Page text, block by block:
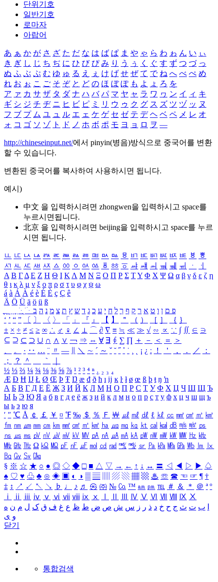
단위기호
일반기호
로마자
아랍어
あ ぁ か が さ ざ た だ な は ば ぱ ま や ゃ ら わ ゎ ん い ぃ
き ぎ し じ ち ぢ に ひ び ぴ み り う ぅ く ぐ す ず つ づ っ
ぬ ふ ぶ ぷ む ゆ ゅ る え ぇ け げ せ ぜ て で ね へ べ ぺ め
れ お ぉ こ ご そ ぞ と ど の ほ ぼ ぽ も よ ょ ろ を
ア ァ カ サ ザ タ ダ ナ ハ バ パ マ ヤ ャ ラ ワ ヮ ン イ ィ キ
ギ シ ジ チ ヂ ニ ヒ ビ ピ ミ リ ウ ゥ ク グ ス ズ ツ ヅ ッ ヌ
フ ブ プ ム ユ ュ ル エ ェ ケ ゲ セ ゼ テ デ ヘ ベ ペ メ レ オ
ォ コ ゴ ソ ゾ ト ド ノ ホ ボ ポ モ ヨ ョ ロ ヲ ―
http://chineseinput.net/에서 pinyin(병음)방식으로 중국어를 변환
할 수 있습니다.
변환된 중국어를 복사하여 사용하시면 됩니다.
예시)
中文 을 입력하시려면 zhongwen을 입력하시고 space를
누르시면됩니다.
北京 을 입력하시려면 beijing을 입력하시고 space를 누르
시면 됩니다.
ㅥ ㅦ ㅧ ㅨ ㅩ ㅪ ㅫ ㅬ ㅭ ㅮ ㅯ ㅰ ㅱ ㅲ ㅳ ㅴ ㅵ ㅶ ㅷ ㅸ
ㅹ
ㅺ ㅻ ㅼ ㅽ ㅾ ㅿ ㆀ ㆁ ㆂ ㆃ ㆄ ㆅ ㆆ ㆇ ㆈ ㆉ ㆊ ㆋ ㆌ ㆍ
ㆎ
Α Β ΓΔ Ε Ζ Η Θ Ι ΚΛ Μ Ν Ξ Ο Π Ρ Σ ΤΥ Φ Χ Ψ Ω α β γ δ ε ζ η
θ ι κ λ μ ν ξ ο π ρ σ τ υ φ χ ψ ω
á à Á À é è É È ç Ç ê
Ä Ö Ü ä ö ü ß
ִֶֹ ֻּ ׁׂ פ ם ן ו ט א ר ק ף ך ל ח י ע כ ג ד ש ץ ת צ מ נ ה ב
‘ ’ “ ” 〔 〕 〈 〉 「 」 『 』 【 】 ＂ （ ） ［ ］ ｛ ｝
± × ÷ ≠ ≤ ≥ ∞ ∴ ♂ ♀ ∠ ⊥ ⌒ ∂ ∇ ≡ ≒ ≪ ≫ √ ∽ ∝ ∵ ∫ ∬ ∈ ∋
⊆ ⊇ ⊂ ⊃ ∪ ∩ ∧ ∨ ￢ ⇒ ⇔ ∀ ∃ ∮ ∑ ∏ ＋ － ＜ ＝
＞
、
。 · ‥ … ¨ 〃 ― ＼ ∼ ´ ～ ˇ ˘ ˝ ˚ ˙ ¸ ¡ ¿ ː ！ ＇ ， ． ／
：
；
？ ＾ ｀
½ ⅓ ⅔ ¼ ¾ ⅛ ⅜ ⅝ ⅞ ¹ ² ³ ⁴ ⁿ ₁ ₂ ₃ ₄
Æ Ð Ħ Ĳ Ł Ø Œ Þ Ŧ Ŋ æ đ ð ħ ı ĳ ĸ ŀ ł ø œ ß þ ŧ ŋ ŉ
А Б В Г Д Е Ё Ж З И Й К Л М Н О П Р С Т У Ф Х Ц Ч Ш Щ Ъ
Ы Ь Э Ю Я а б в г д е ё ж з и й к л м н о п р с т у ф х ц ч ш щ ъ
ы ь э ю я
′ ″ ℃ Å ￠ ￡ ￥ ¤ ℉ ‰ ＄ ％ Ｆ ￦ ㎕ ㎖ ㎗ ℓ ㎘ ㏄ ㎣ ㎤ ㎥ ㎦
㎙ ㎚ ㎛ ㎜ ㎝ ㎞ ㎟ ㎠ ㎡ ㎢ ㏊ ㎍ ㎎ ㎏ ㏏ ㎈ ㎉ ㏈ ㎧ ㎨ ㎰
㎱ ㎲ ㎳ ㎴ ㎵ ㎶ ㎷ ㎸ ㎹ ㎀ ㎁ ㎂ ㎃ ㎄ ㎺ ㎻ ㎽ ㎾ ㎿ ㎐ ㎑
㎒ ㎓ ㎔ Ω ㏀ ㏁ ㎊ ㎋ ㎌ ㏖ ㏅ ㎭ ㎮ ㎯ ㏛ ㎩ ㎪ ㎫ ㎬ ㏝ ㏐
㏓
㏃ ㏉ ㏜ ㏆
§ ※ ☆ ★ ○ ● ◎ ◇ ◆ □ ■ △ ▽ → ← ↑ ↓ ↔ 〓 ◁ ◀ ▷ ▶ ♤
♠ ♡ ♥ ♧ ♣ ⊙ ◈ ▣ ◐ ◑ ▒ ▤ ▨ ▧ ▦ ▩ ♨ ☏ ☎ ☜ ☞ ¶ †
‡ ↕ ↗ ↙ ↖ ↘ ♭ ♩ ♪ ♬ ㉿ ㈜ № ㏇ ™ ㏂ ㏘ ℡ ＃ ＆ ＊ ＠ ª º
ⅰ
ⅱ ⅲ ⅳ ⅴ ⅵ ⅶ ⅷ ⅸ ⅹ Ⅳ Ⅴ Ⅵ Ⅶ Ⅷ Ⅸ Ⅹ
ب ت ث ج ح خ د ذ ر ز س ش ص ض ط ظ ع غ ف ق ک ل م ن ه
و ی
닫기
통합검색